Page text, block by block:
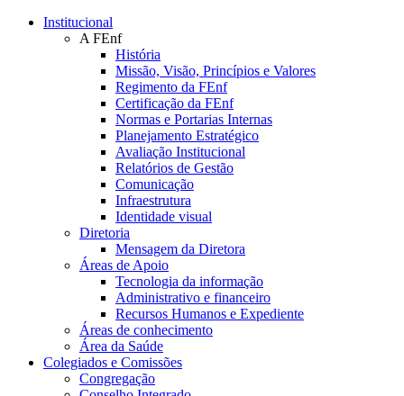
Conteúdo principal
Institucional
A FEnf
História
Missão, Visão, Princípios e Valores
Regimento da FEnf
Certificação da FEnf
Normas e Portarias Internas
Planejamento Estratégico
Avaliação Institucional
Relatórios de Gestão
Comunicação
Infraestrutura
Identidade visual
Diretoria
Mensagem da Diretora
Áreas de Apoio
Tecnologia da informação
Administrativo e financeiro
Recursos Humanos e Expediente
Áreas de conhecimento
Área da Saúde
Colegiados e Comissões
Congregação